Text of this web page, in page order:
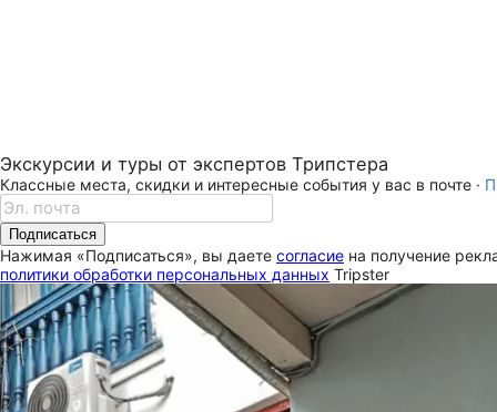
Экскурсии и туры от экспертов Трипстера
Классные места, скидки и интересные события у вас в почте ·
Подписаться
Нажимая «Подписаться», вы даете согласие на получение
политики обработки персональных данных Tripster